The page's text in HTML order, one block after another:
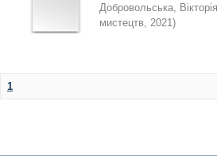
Добровольська,
мистецтв, 2021)
1